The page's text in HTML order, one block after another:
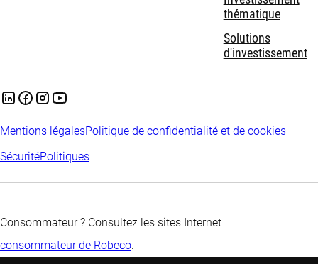
thématique
Solutions
d'investissement
Mentions légalesPolitique de confidentialité et de cookies
SécuritéPolitiques
Consommateur ? Consultez les sites Internet
consommateur de Robeco.